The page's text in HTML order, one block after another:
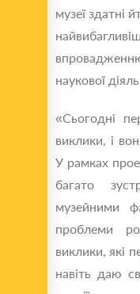
музеї здатні
наукової
«Сьогодні
виклики, і
У рамках
багато
музейними
проблеми
виклики, які
навіть даю